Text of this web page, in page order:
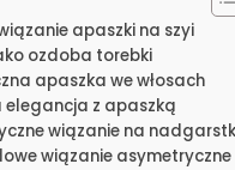
apaszki na szyi
ozdoba torebki
apaszka we włosach
elegancja z apaszką
wiązanie na
wiązanie asymetryczne